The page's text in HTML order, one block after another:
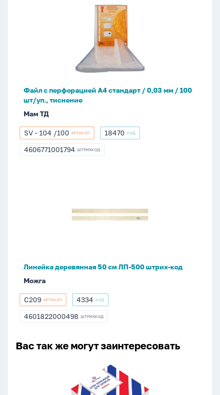
/
100
шт/
уп.,
тиснение
Файл с перфорацией А4 стандарт / 0,03 мм / 100
шт/уп., тиснение
Мам ТД
SV
-
SV - 104 /100 АРТИКУЛ 18470
18470 КОД
4606771001794
4606771001794 ШТРИХКОД
Линейка деревянная 50 см ЛП-500 штрих-код
Можга
С209
С209 АРТИКУЛ 4334
4334 КОД
4601822000498
4601822000498 ШТРИХКОД
Вас так же могут заинтересовать